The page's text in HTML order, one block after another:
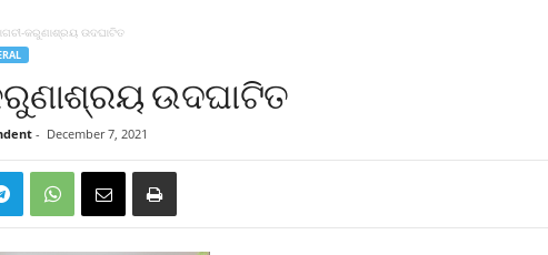
କରୁଣାଶ୍ରୟ ଉଦଘାଟିତ
ଉଦଘାଟିତ
- December 7, 2021